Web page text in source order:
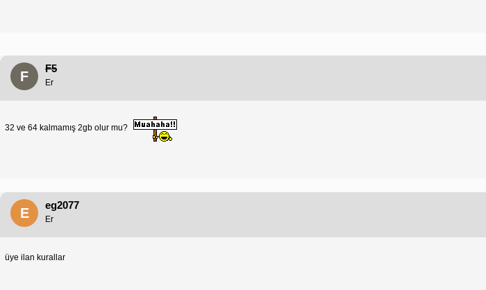
F
F5
Er
32 ve 64 kalmamış 2gb olur mu?
E
eg2077
Er
üye ilan kurallar